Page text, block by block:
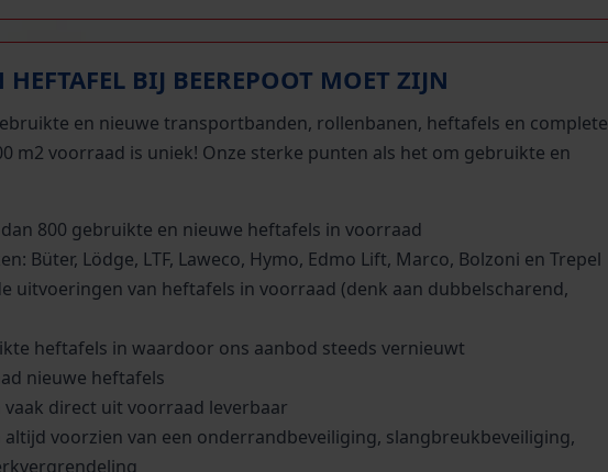
BIJ BEEREPOOT MOET ZIJN
en nieuwe transportbanden, rollenbanen, heftafels en complete
m2 voorraad is uniek! Onze sterke punten als het om gebruikte en
800 gebruikte en nieuwe heftafels in voorraad
Büter, Lödge, LTF, Laweco, Hymo, Edmo Lift, Marco, Bolzoni en Trepel
uitvoeringen van heftafels in voorraad (denk aan dubbelscharend,
heftafels in waardoor ons aanbod steeds vernieuwt
nieuwe heftafels
direct uit voorraad leverbaar
voorzien van een onderrandbeveiliging, slangbreukbeveiliging,